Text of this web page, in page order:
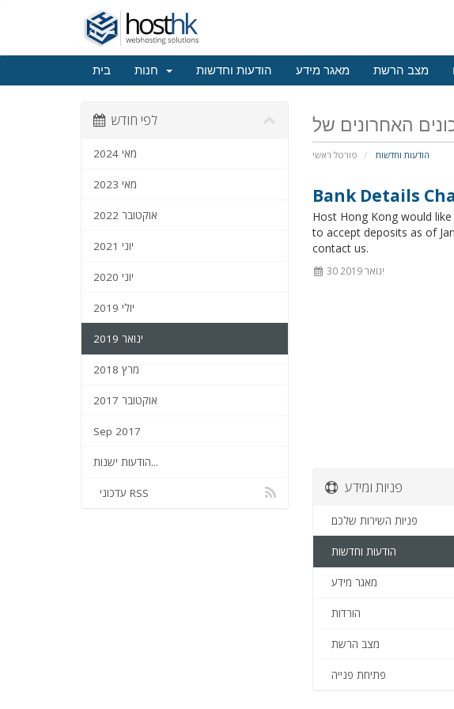
בית הודעות וחדשות מאגר מידע מצב הרשת
פורטל ראשי הודעות וחדשות
לפי חודש
מאי 2024
מאי 2023
אוקטובר 2022
יוני 2021
יוני 2020
יולי 2019
ינואר 2019
מרץ 2018
אוקטובר 2017
Sep 2017
הודעות ישנות...
עדכוני RSS
Bank Details
Host Hong Kong would
to accept deposits as of
contact us.
30 ינואר 2019
פניות ומידע
פניות השירות שלכם
הודעות וחדשות
מאגר מידע
הורדות
מצב הרשת
פתיחת פנייה